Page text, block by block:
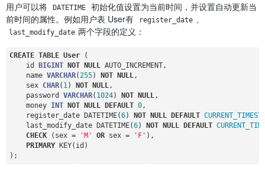
用户可以将 DATETIME
初始化值设置为当前时间，并设置自动更新当
前时间的属性。例如用户表 User有
register_date 、
last_modify_date 两个字段的定义：
CREATE TABLE User (
    id
BIGINT NOT NULL AUTO_INCREMENT,
    name
VARCHAR(255) NOT NULL,
    sex
CHAR( 1) NOT NULL,
    password
VARCHAR( 1024) NOT NULL,
    money
INT NOT NULL DEFAULT 0,
    register_date DATETIME(
6) NOT NULL DEFAULT
    last_modify_date DATETIME(
6) NOT NULL DEFAULT
CHECK (sex = 'M' OR sex = 'F' ),
PRIMARY KEY(id)